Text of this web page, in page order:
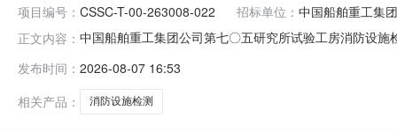
项目编号： CSSC-T-00-263008-022 招标单位： 中国船舶重工集
正文内容： 中国船舶重工集团公司第七〇五研究所试验工房消防设
成交人如下：一、中标人信息成交人成交价格陕西山峰
发布时间： 2026-08-07 16:53
相关产品：
消防设施检测